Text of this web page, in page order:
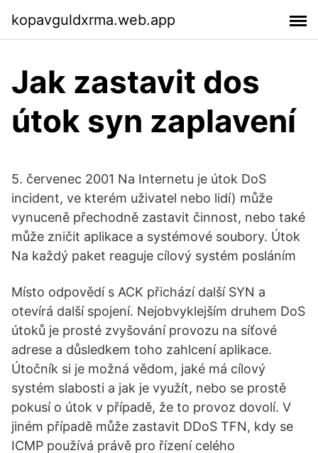
kopavguldxrma.web.app
Jak zastavit dos
útok syn zaplavení
5. červenec 2001 Na Internetu je útok DoS
incident, ve kterém uživatel nebo lidí) může
vynuceně přechodně zastavit činnost, nebo také
může zničit aplikace a systémové soubory. Útok
Na každý paket reaguje cílový systém posláním
Místo odpovědí s ACK přichází další SYN a
otevírá další spojení. Nejobvyklejším druhem DoS
útoků je prosté zvyšování provozu na síťové
adrese a důsledkem toho zahlcení aplikace.
Útočník si je možná vědom, jaké má cílový
systém slabosti a jak je využít, nebo se prostě
pokusí o útok v případě, že to provoz dovolí. V
jiném případě může zastavit DDoS TFN, kdy se
ICMP používá právě pro řízení celého